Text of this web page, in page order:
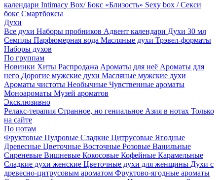
календари Intimacy Box/ Бокс «Близость» Sexy box / Секси
бокс Смартбоксы
Духи
Все духи Наборы пробников Адвент календари Духи 30 мл
Семплы Парфюмерная вода Масляные духи Трэвел-форматы
Наборы духов
По группам
Новинки Хиты Распродажа Ароматы для неё Ароматы для
него Дорогие мужские духи Масляные мужские духи
Ароматы чистоты Необычные Чувственные ароматы
Моноароматы Музей ароматов
Эксклюзивно
Релакс-терапия Странное, но гениальное Азия в нотах Только
на сайте
По нотам
Фруктовые Пудровые Сладкие Цитрусовые Ягодные
Древесные Цветочные Восточные Розовые Ванильные
Сиреневые Вишневые Кокосовые Кофейные Карамельные
Сладкие духи женские Цветочные духи для женщины Духи с
древесно-цитрусовым ароматом Фруктово-ягодные ароматы